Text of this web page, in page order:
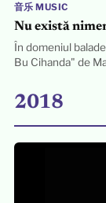
音乐 MUSIC
Nu există
În domeniul
Bu Cihanda" de
2018